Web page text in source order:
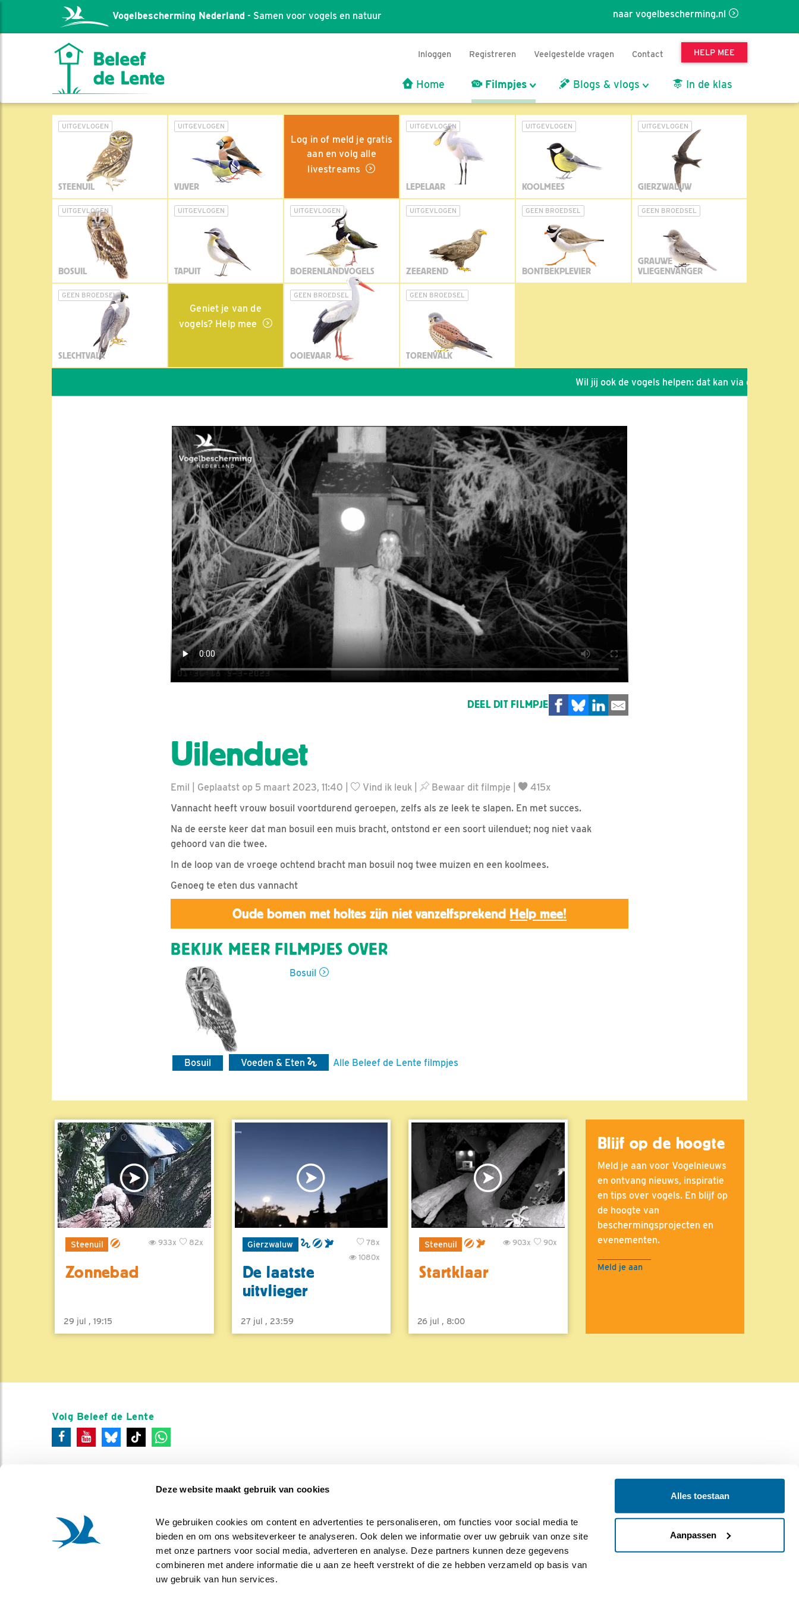
Deze website maakt gebruik van cookies
We gebruiken cookies om content en advertenties te personaliseren, om functies voor social media te
bieden en om ons websiteverkeer te analyseren. Ook delen we informatie over uw gebruik van onze site
met onze partners voor social media, adverteren en analyse. Deze partners kunnen deze gegevens
combineren met andere informatie die u aan ze heeft verstrekt of die ze hebben verzameld op basis van
uw gebruik van hun services.
Alles toestaan
Aanpassen
naar vogelbescherming.nl
Vogelbescherming Nederland - Samen voor vogels en natuur
Inloggen Registreren Veelgestelde vragen Contact HELP MEE
Home Filmpjes Blogs & vlogs In de klas
UITGEVLOGEN
STEENUIL
UITGEVLOGEN
VIJVER
Log in of meld je gratis
aan en volg alle
livestreams
UITGEVLOGEN
LEPELAAR
UITGEVLOGEN
KOOLMEES
UITGEVLOGEN
GIERZWALUW
UITGEVLOGEN
BOSUIL
UITGEVLOGEN
TAPUIT
UITGEVLOGEN
BOERENLANDVOGELS
UITGEVLOGEN
ZEEAREND
GEEN BROEDSEL
BONTBEKPLEVIER
GEEN BROEDSEL
GRAUWE
VLIEGENVANGER
GEEN BROEDSEL
SLECHTVALK
Geniet je van de
vogels? Help mee
GEEN BROEDSEL
OOIEVAAR
GEEN BROEDSEL
TORENVALK
Wil jij ook de vogels helpen: dat kan via de link!
DEEL DIT FILMPJE
Uilenduet
Emil | Geplaatst op 5 maart 2023, 11:40 | Vind ik leuk Bewaar dit filmpje
415x
Vannacht heeft vrouw bosuil voortdurend geroepen, zelfs als ze leek te slapen. En met succes.
Na de eerste keer dat man bosuil een muis bracht, ontstond er een soort uilenduet; nog niet vaak
gehoord van die twee.
In de loop van de vroege ochtend bracht man bosuil nog twee muizen en een koolmees.
Genoeg te eten dus vannacht
Oude bomen met holtes zijn niet vanzelfsprekend Help mee!
BEKIJK MEER FILMPJES OVER
Bosuil
Bosuil Voeden & Eten Alle Beleef de Lente filmpjes
Steenuil 82x
933x
Zonnebad
29 jul , 19:15
Gierzwaluw
78x
1080x
De laatste
uitvlieger
27 jul , 23:59
Steenuil 90x
903x
Startklaar
26 jul , 8:00
Blijf op de hoogte
Meld je aan voor Vogelnieuws
en ontvang nieuws, inspiratie
en tips over vogels. En blijf op
de hoogte van
beschermingsprojecten en
evenementen.
Meld je aan
Volg Beleef de Lente
Colofon